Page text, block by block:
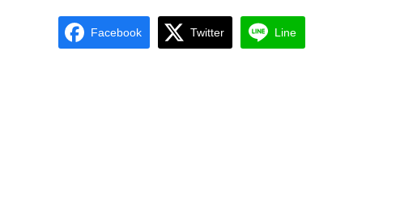
Facebook Twitter Line